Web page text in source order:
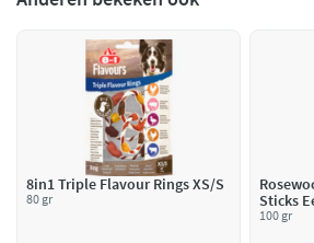
8in1 Triple Flavour Rings XS/S
80 gr
Sticks
100 gr